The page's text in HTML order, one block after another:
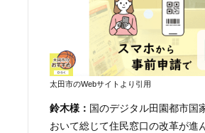
太田市のWebサイトより引用
鈴木様： 国のデジタル田園都市国
おいて総じて住民窓口の改革が進